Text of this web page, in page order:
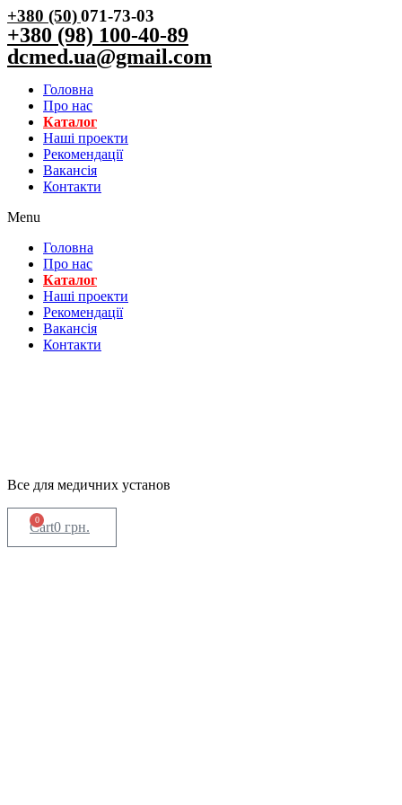
+380 (50)071-73-03
+380 (98) 100-40-89
dcmed.ua@gmail.com
Головна
Про нас
Каталог
Нашi проекти
Рекомендації
Вакансiя
Контакти
Menu
Головна
Про нас
Каталог
Нашi проекти
Рекомендації
Вакансiя
Контакти
Все для медичних установ
0 грн.
0
Cart